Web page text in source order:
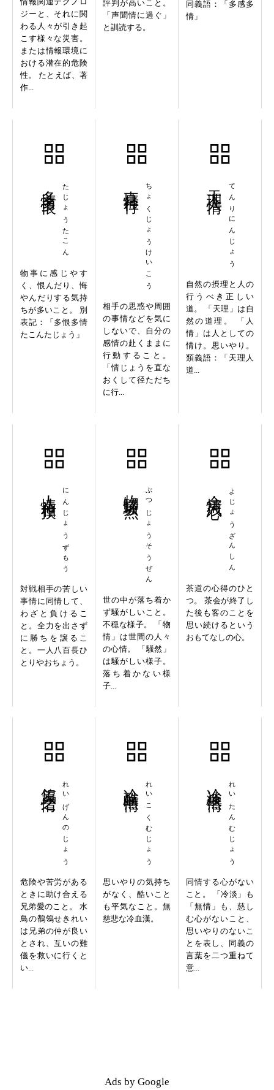
ジーと、それに関
わる人々が引き起
こす様々な災害。
または情報環境に
おける潜在的危険
性。 たとえば、著
作...
評判が高いこと。
「声聞情に過ぐ」
と訓読する。
同義語：「多感多
情」
たじょうたこん
物事に感じやす
く、恨んだり、悔
やんだりする気持
ちが多いこと。 別
表記：「多恨多情
たこんたじょう」
ちょくじょうけいこう
相手の思惑や周囲
の事情などを気に
しないで、自分の
感情の赴くままに
行動すること。
「情じょうを直な
おくして径ただち
に行...
てんりにんじょう
自然の摂理と人の
行うべき正しい
道。 「天理」は自
然の道理。 「人
情」は人としての
情け。思いやり。
類義語：「天理人
道...
にんじょうずもう
対戦相手の苦しい
事情に同情して、
わざと負けるこ
と。全力を出さず
に勝ちを譲るこ
と。一人八百長ひ
とりやおちょう。
ぶつじょうそうぜん
世の中が落ち着か
ず騒がしいこと。
不穏な様子。 「物
情」は世間の人々
の心情。 「騒然」
は騒がしい様子。
落ち着かない様
子...
よじょうざんしん
茶道の心得のひと
つ。 茶会が終了し
た後も客のことを
思い続けるという
おもてなしの心。
れいげんのじょう
危険や苦労がある
ときに助け合える
兄弟愛のこと。 水
鳥の鶺鴒せきれい
は兄弟の仲が良い
とされ、互いの難
儀を救いに行くと
い...
れいこくむじょう
思いやりの気持ち
がなく、酷いこと
も平気なこと。無
慈悲な冷血漢。
れいたんむじょう
同情する心がない
こと。 「冷淡」も
「無情」も、慈し
む心がないこと、
思いやりのないこ
とを表し、同義の
言葉を二つ重ねて
意...
Ads by Google